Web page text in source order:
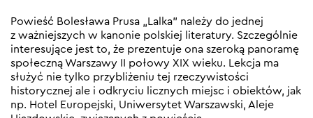
Powieść Bolesława Prusa „Lalka” należy do jednej
z ważniejszych w kanonie polskiej literatury. Szczególnie
interesujące jest to, że prezentuje ona szeroką panoramę
społeczną Warszawy II połowy XIX wieku. Lekcja ma
służyć nie tylko przybliżeniu tej rzeczywistości
historycznej ale i odkryciu licznych miejsc i obiektów, jak
np. Hotel Europejski, Uniwersytet Warszawski, Aleje